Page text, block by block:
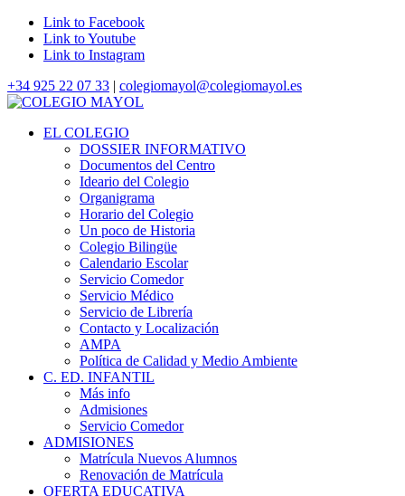
Link to Facebook
Link to Youtube
Link to Instagram
+34 925 22 07 33 | colegiomayol@colegiomayol.es
EL COLEGIO
DOSSIER INFORMATIVO
Documentos del Centro
Ideario del Colegio
Organigrama
Horario del Colegio
Un poco de Historia
Colegio Bilingüe
Calendario Escolar
Servicio Comedor
Servicio Médico
Servicio de Librería
Contacto y Localización
AMPA
Política de Calidad y Medio Ambiente
C. ED. INFANTIL
Más info
Admisiones
Servicio Comedor
ADMISIONES
Matrícula Nuevos Alumnos
Renovación de Matrícula
OFERTA EDUCATIVA